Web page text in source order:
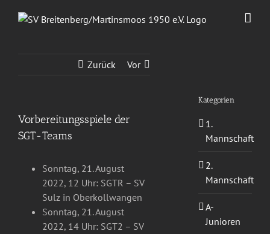
Inhalt
Zurück Vor
Vorbereitungsspiele der
SGT-Teams
Sonntag, 21. August
2022, 12 Uhr: SGTR – SV
Sulz in Oberkollwangen
Sonntag, 21. August
2022, 14 Uhr: SGT2 – SV
Kategorien
1.
Mannschaft
2.
Mannschaft
A-
Junioren